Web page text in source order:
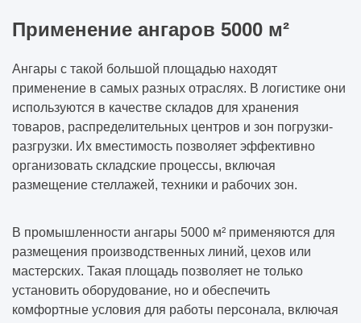
Применение ангаров 5000 м²
Ангары с такой большой площадью находят
применение в самых разных отраслях. В логистике они
используются в качестве складов для хранения
товаров, распределительных центров и зон погрузки-
разгрузки. Их вместимость позволяет эффективно
организовать складские процессы, включая
размещение стеллажей, техники и рабочих зон.
В промышленности ангары 5000 м² применяются для
размещения производственных линий, цехов или
мастерских. Такая площадь позволяет не только
установить оборудование, но и обеспечить
комфортные условия для работы персонала, включая